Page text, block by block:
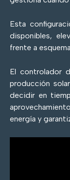
Esta
disponibles,
frente a
El controlador
producción
decidir en
energía y